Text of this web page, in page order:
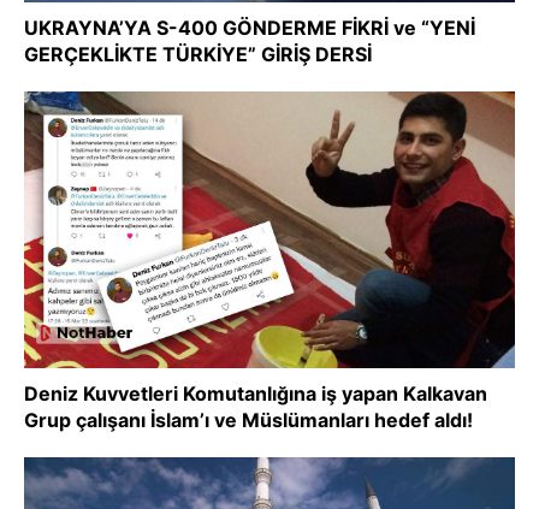
UKRAYNA’YA S-400 GÖNDERME FİKRİ ve “YENİ
GERÇEKLİKTE TÜRKİYE” GİRİŞ DERSİ
Deniz Kuvvetleri Komutanlığına iş yapan Kalkavan
Grup çalışanı İslam’ı ve Müslümanları hedef aldı!